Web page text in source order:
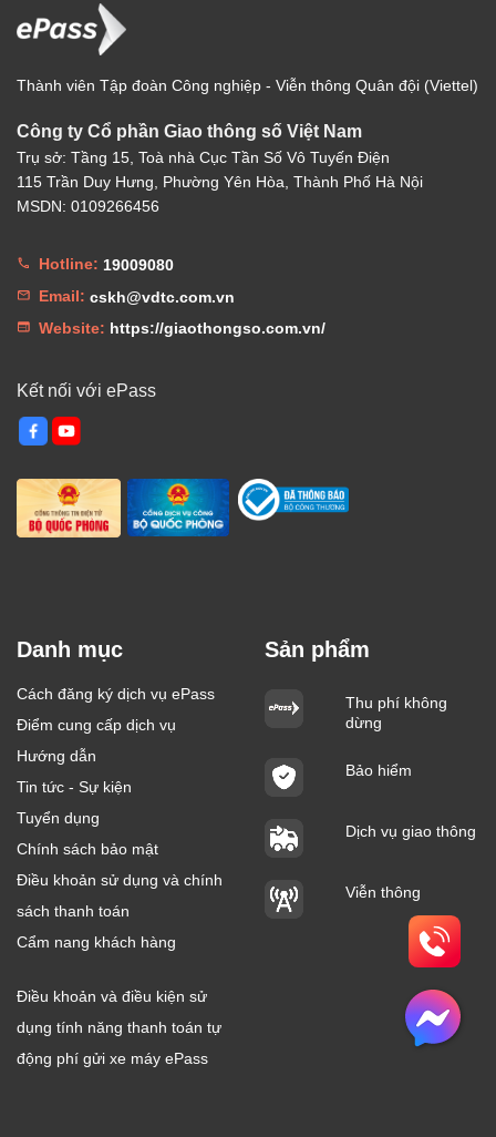
Thành viên Tập đoàn Công nghiệp - Viễn thông Quân đội (Viettel)
Công ty Cổ phần Giao thông số Việt Nam
Trụ sở: Tầng 15, Toà nhà Cục Tần Số Vô Tuyến Điện
115 Trần Duy Hưng, Phường Yên Hòa, Thành Phố Hà Nội
MSDN: 0109266456
Hotline: 19009080
Email: cskh@vdtc.com.vn
Website: https://giaothongso.com.vn/
Kết nối với ePass
Danh mục
Cách đăng ký dịch vụ ePass
Điểm cung cấp dịch vụ
Hướng dẫn
Tin tức - Sự kiện
Tuyển dụng
Chính sách bảo mật
Điều khoản sử dụng và chính
sách thanh toán
Cẩm nang khách hàng
Điều khoản và điều kiện sử
dụng tính năng thanh toán tự
động phí gửi xe máy ePass
Sản phẩm
Thu phí không
dừng
Bảo hiểm
Dịch vụ giao thông
Viễn thông